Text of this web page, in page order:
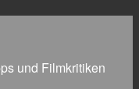
und Filmkritiken